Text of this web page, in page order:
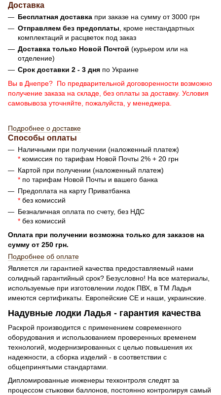
Доставка
Бесплатная доставка при заказе на сумму от 3000 грн
Отправляем без предоплаты , кроме нестандартных
комплектаций и расцветок под заказ
Доставка только Новой Почтой (курьером или на
отделение)
Срок доставки 2 - 3 дня по Украине
Вы в Днепре? По предварительной договоренности возможно
получение заказа на складе, без оплаты за доставку. Условия
самовывоза уточняйте, пожалуйста, у менеджера.
Подробнее о доставке
Способы оплаты
Наличными при получении (наложенный платеж)
* комиссия по тарифам Новой Почты 2% + 20 грн
Картой при получении (наложенный платеж)
* по тарифам Новой Почты и вашего банка
Предоплата на карту Приватбанка
* без комиссий
Безналичная оплата по счету, без НДС
* без комиссий
Оплата при получении возможна только для заказов на
сумму от 250 грн.
Подробнее об оплате
Является ли гарантией качества предоставляемый нами
солидный гарантийный срок? Безусловно! На все материалы,
используемые при изготовлении лодок ПВХ, в ТМ Ладья
имеются сертификаты. Европейские СЕ и наши, украинские.
Надувные лодки Ладья - гарантия качества
Раскрой производится с применением современного
оборудования и использованием проверенных временем
технологий, модернизированных с целью повышения их
надежности, а сборка изделий - в соответствии с
общепринятыми стандартами.
Дипломированные инженеры техконтроля следят за
процессом стыковки баллонов, постоянно контролируя самый